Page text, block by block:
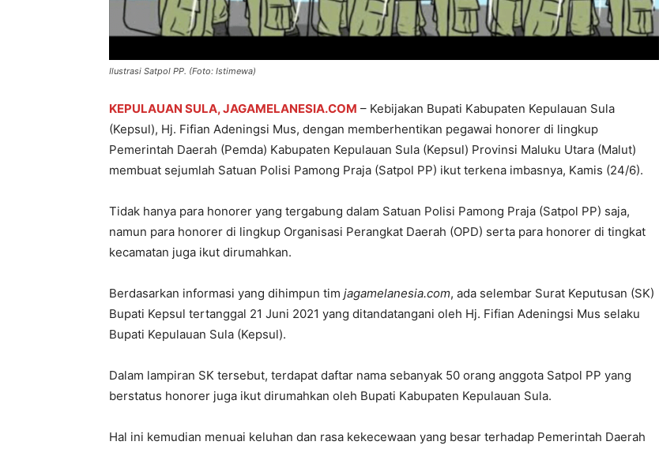
Ilustrasi Satpol PP. (Foto: Istimewa)
KEPULAUAN SULA, JAGAMELANESIA.COM – Kebijakan Bupati Kabupaten Kepulauan Sula
(Kepsul), Hj. Fifian Adeningsi Mus, dengan memberhentikan pegawai honorer di lingkup
Pemerintah Daerah (Pemda) Kabupaten Kepulauan Sula (Kepsul) Provinsi Maluku Utara (Malut)
membuat sejumlah Satuan Polisi Pamong Praja (Satpol PP) ikut terkena imbasnya, Kamis (24/6).
Tidak hanya para honorer yang tergabung dalam Satuan Polisi Pamong Praja (Satpol PP) saja,
namun para honorer di lingkup Organisasi Perangkat Daerah (OPD) serta para honorer di tingkat
kecamatan juga ikut dirumahkan.
Berdasarkan informasi yang dihimpun tim jagamelanesia.com, ada selembar Surat Keputusan (SK)
Bupati Kepsul tertanggal 21 Juni 2021 yang ditandatangani oleh Hj. Fifian Adeningsi Mus selaku
Bupati Kepulauan Sula (Kepsul).
Dalam lampiran SK tersebut, terdapat daftar nama sebanyak 50 orang anggota Satpol PP yang
berstatus honorer juga ikut dirumahkan oleh Bupati Kabupaten Kepulauan Sula.
Hal ini kemudian menuai keluhan dan rasa kekecewaan yang besar terhadap Pemerintah Daerah